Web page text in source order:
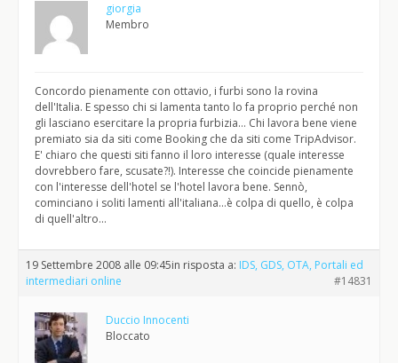
giorgia
Membro
Concordo pienamente con ottavio, i furbi sono la rovina
dell'Italia. E spesso chi si lamenta tanto lo fa proprio perché non
gli lasciano esercitare la propria furbizia… Chi lavora bene viene
premiato sia da siti come Booking che da siti come TripAdvisor.
E' chiaro che questi siti fanno il loro interesse (quale interesse
dovrebbero fare, scusate?!). Interesse che coincide pienamente
con l'interesse dell'hotel se l'hotel lavora bene. Sennò,
cominciano i soliti lamenti all'italiana…è colpa di quello, è colpa
di quell'altro…
19 Settembre 2008 alle 09:45in risposta a: IDS, GDS, OTA, Portali ed
intermediari online
#14831
Duccio Innocenti
Bloccato